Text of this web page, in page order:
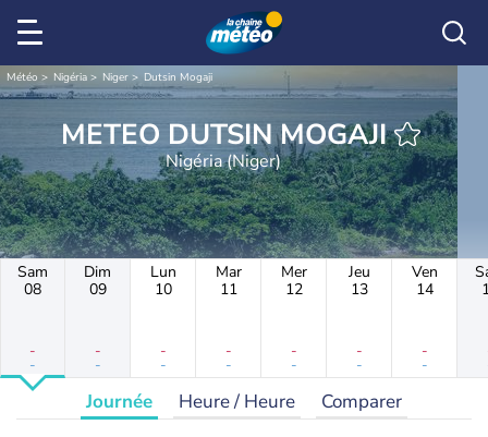
Météo Nigéria Niger Dutsin Mogaji
METEO DUTSIN MOGAJI
Nigéria (Niger)
Sam
08
-
-
Dim
09
-
-
Lun
10
-
-
Mar
11
-
-
Mer
12
-
-
Jeu
13
-
-
Ven
14
-
-
Journée Heure / Heure Comparer